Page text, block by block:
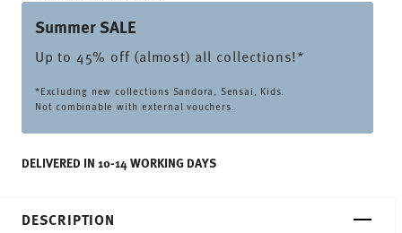
Summer SALE
Up to 45% off (almost) all collections!*
*Excluding new collections Sandora, Sensai, Kids.
Not combinable with external vouchers.
DELIVERED IN 10-14 WORKING DAYS
DESCRIPTION